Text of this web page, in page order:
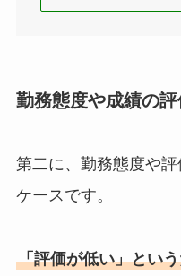
勤務態度や成績の
第二に、勤務態度や
ケースです。
「評価が低い」とい